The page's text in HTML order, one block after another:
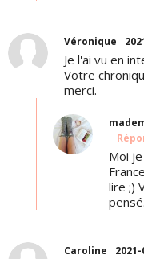
Véronique
Je l'ai vu en
Votre
merci.
Moi
lire ;)
pensé.
Caroline